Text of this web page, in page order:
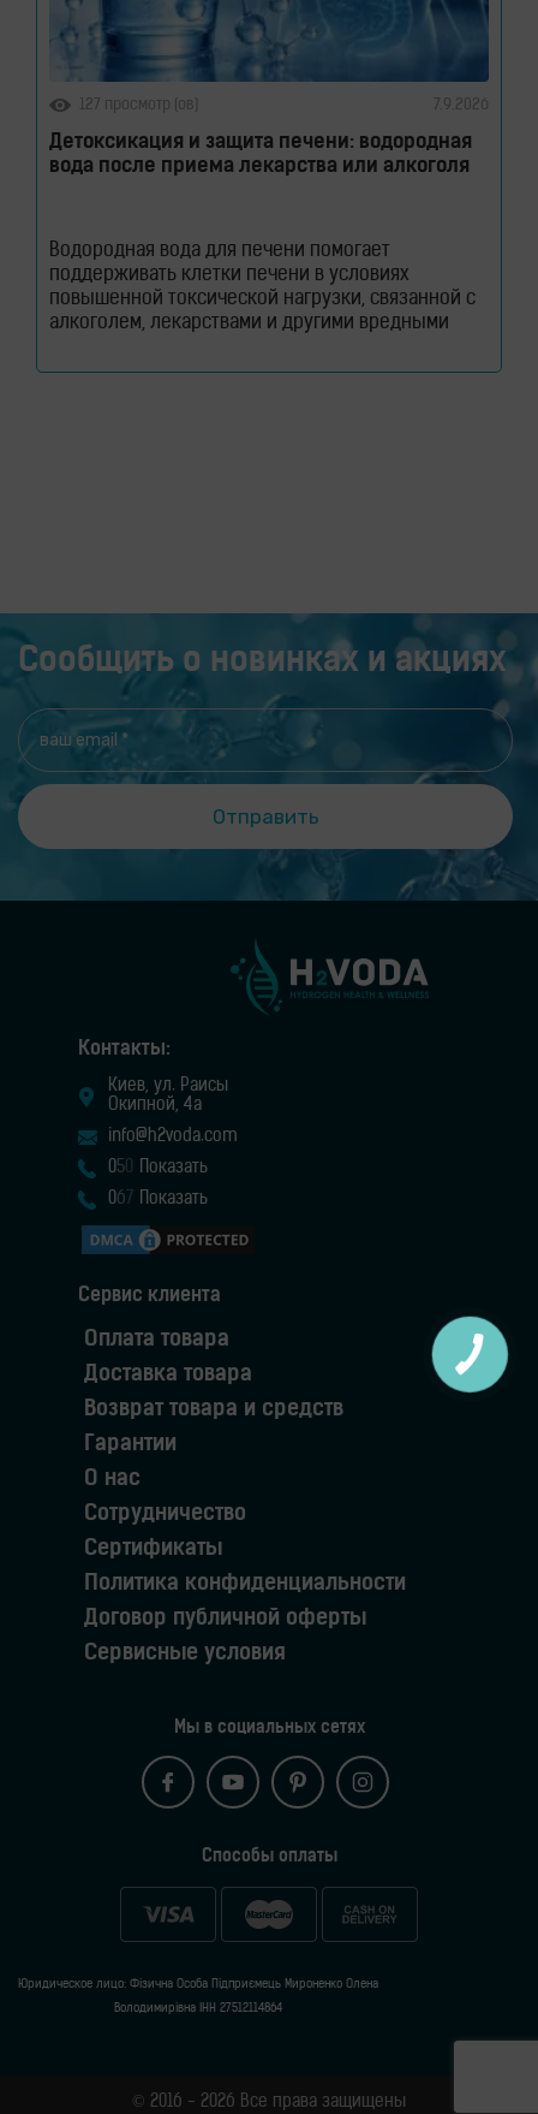
127 просмотр (ов) 7.9.2026
Детоксикация и защита печени: водородная
вода после приема лекарства или алкоголя
Водородная вода для печени помогает
поддерживать клетки печени в условиях
повышенной токсической нагрузки, связанной с
алкоголем, лекарствами и другими вредными
способствует снижению оксидативного стресса и
Сообщить о новинках и акциях
Контакты:
Киев, ул. Раисы
Окипной, 4а
info@h2voda.com
05 0
Показать
067 Показать
Сервис клиента
Оплата товара
Доставка товара
Возврат товара и средств
Гарантии
О нас
Сотрудничество
Сертификаты
Политика конфиденциальности
Договор публичной оферты
Сервисные условия
Мы в социальных сетях
Способы оплаты
Юридическое лицо: Фізична Особа Підприємець Мироненко Олена
Володимирівна ІНН 27512114864
© 2016 - 2026 Все права защищены